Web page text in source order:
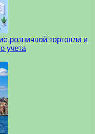
розничной торговли и
учета